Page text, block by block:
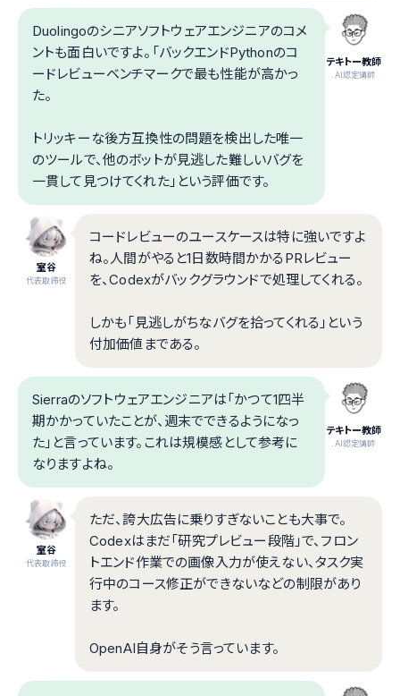
テキトー教師
.AI認定講師
Duolingoのシニアソフトウェアエンジニアのコメ
ントも面白いですよ。「バックエンドPythonのコ
ードレビューベンチマークで最も性能が高かっ
た。
トリッキーな後方互換性の問題を検出した唯一
のツールで、他のボットが見逃した難しいバグを
一貫して見つけてくれた」という評価です。
室谷
代表取締役
コードレビューのユースケースは特に強いですよ
ね。人間がやると1日数時間かかるPRレビュー
を、Codexがバックグラウンドで処理してくれる。
しかも「見逃しがちなバグを拾ってくれる」という
付加価値まである。
テキトー教師
.AI認定講師
Sierraのソフトウェアエンジニアは「かつて1四半
期かかっていたことが、週末でできるようになっ
た」と言っています。これは規模感として参考に
なりますよね。
室谷
代表取締役
ただ、誇大広告に乗りすぎないことも大事で。
Codexはまだ「研究プレビュー段階」で、フロン
トエンド作業での画像入力が使えない、タスク実
行中のコース修正ができないなどの制限があり
ます。
OpenAI自身がそう言っています。